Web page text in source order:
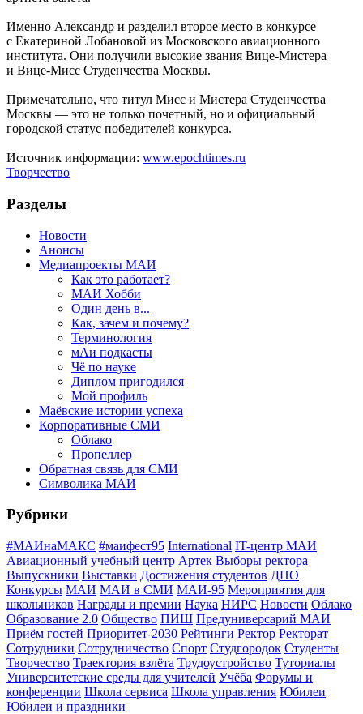
Именно Александр и разделил второе место в конкурсе
с Екатериной Лобановой из Московского авиационного
института. Они получили высокие звания Вице-Мистера
и Вице-Мисс Студенчества Москвы.
Примечательно, что титул Мисс и Мистера Студенчества
Москвы — это не только почетный, но и официальный
городской статус победителей конкурса.
Источник информации: www.epochtimes.ru
Творчество
Разделы
Новости
Анонсы
Медиапроекты МАИ
Как это работает?
МАИ Хобби
Один день в...
Как, зачем и почему?
Терминология
мАи подкасты
Чё по науке
Диплом пригодился
Мой профиль
Маёвские истории успеха
Корпоративные СМИ
Облако
Пропеллер
Обратная связь для СМИ
Символика МАИ
Рубрики
#МАИнаМАКС #маифест95 International IT-центр МАИ
Авиационный учебный центр Артек Выборы ректора
Выпускники Выставки Достижения студентов ДПО
Конкурсы МАИ МАИ в СМИ МАИ-95 Мероприятия для
школьников Награды и премии Наука НИРС Новости Облако
Образование 2.0 Общество ПИШ Предуниверсарий МАИ
Приём гостей Приоритет-2030 Рейтинги Ректор Ректорат
Сотрудники Сотрудничество Спорт Студгородок Студенты
Творчество Траектория взлёта Трудоустройство Туториалы
Университетские среды для учителей Учёба Форумы и
конференции Школа сервиса Школа управления Юбилеи
Юбилеи и праздники